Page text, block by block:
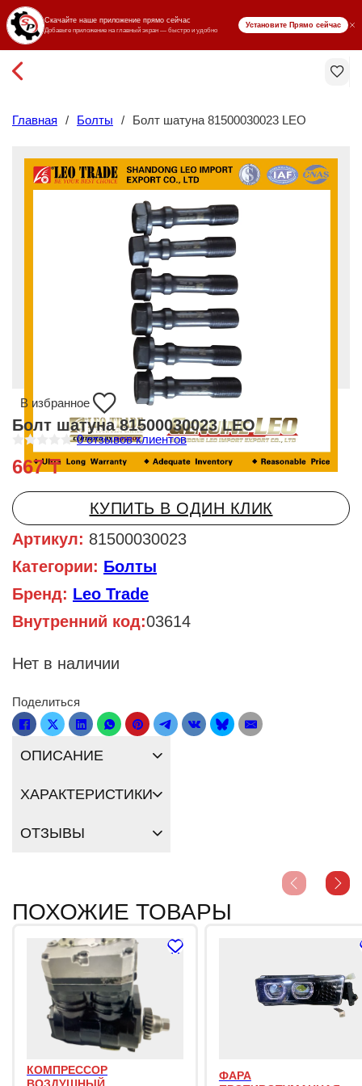
₸ KZT
Главная / Болты / Болт шатуна 81500030023 LEO
В избранное
Болт шатуна 81500030023 LEO
ц
е
к
а
0
и
з
5
0отзывов клиентов
667₸
КУПИТЬ В ОДИН КЛИК
Артикул: 81500030023
Категории: Болты
Бренд: Leo Trade
Внутренний код:03614
Нет в наличии
Поделиться
ОПИСАНИЕ
ХАРАКТЕРИСТИКИ
ОТЗЫВЫ
ПОХОЖИЕ ТОВАРЫ
КОМПРЕССОР
ВОЗДУШНЫЙ
ФАРА